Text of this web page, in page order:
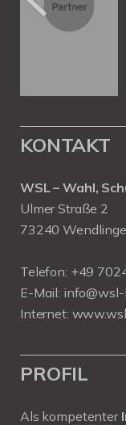
KONTAKT
WSL – Wahl,
Ulmer Straße 2
73240
Telefon: +49
E-Mail:
Internet:
PROFIL
Als kompetenter